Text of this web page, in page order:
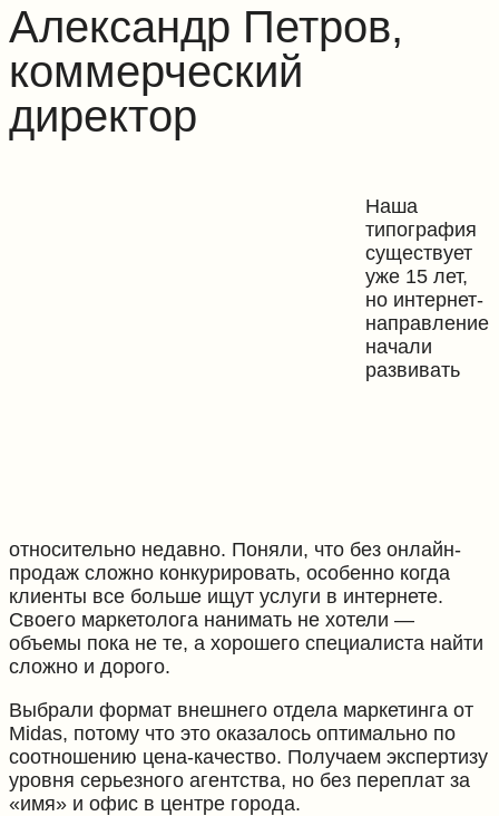
Александр Петров,
коммерческий
директор
Наша
типография
существует
уже 15 лет,
но интернет-
направление
начали
развивать
относительно недавно. Поняли, что без онлайн-
продаж сложно конкурировать, особенно когда
клиенты все больше ищут услуги в интернете.
Своего маркетолога нанимать не хотели —
объемы пока не те, а хорошего специалиста найти
сложно и дорого.
Выбрали формат внешнего отдела маркетинга от
Midas, потому что это оказалось оптимально по
соотношению цена-качество. Получаем экспертизу
уровня серьезного агентства, но без переплат за
«имя» и офис в центре города.